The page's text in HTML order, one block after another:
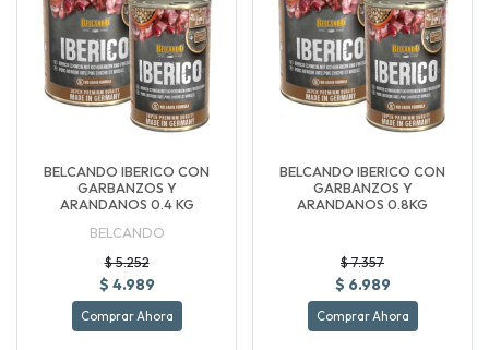
BELCANDO IBERICO CON
GARBANZOS Y
ARANDANOS 0.4 KG
BELCANDO
$ 5.252
$ 4.989
Comprar Ahora
BELCANDO IBERICO CON
GARBANZOS Y
ARANDANOS 0.8KG
$ 7.357
$ 6.989
Comprar Ahora